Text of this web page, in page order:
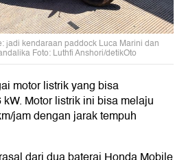
jadi kendaraan paddock Luca Marini dan
Foto: Luthfi Anshori/detikOto
motor listrik yang bisa
Motor listrik ini bisa melaju
jam dengan jarak tempuh